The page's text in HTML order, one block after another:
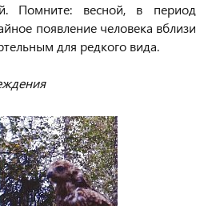
Помните: весной, в период
появление человека вблизи
для редкого вида.